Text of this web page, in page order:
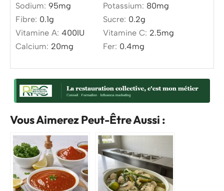
Sodium: 95mg Potassium: 80mg
Fibre: 0.1g Sucre: 0.2g
Vitamine A: 400IU Vitamine C: 2.5mg
Calcium: 20mg Fer: 0.4mg
Vous Aimerez Peut-Être Aussi :